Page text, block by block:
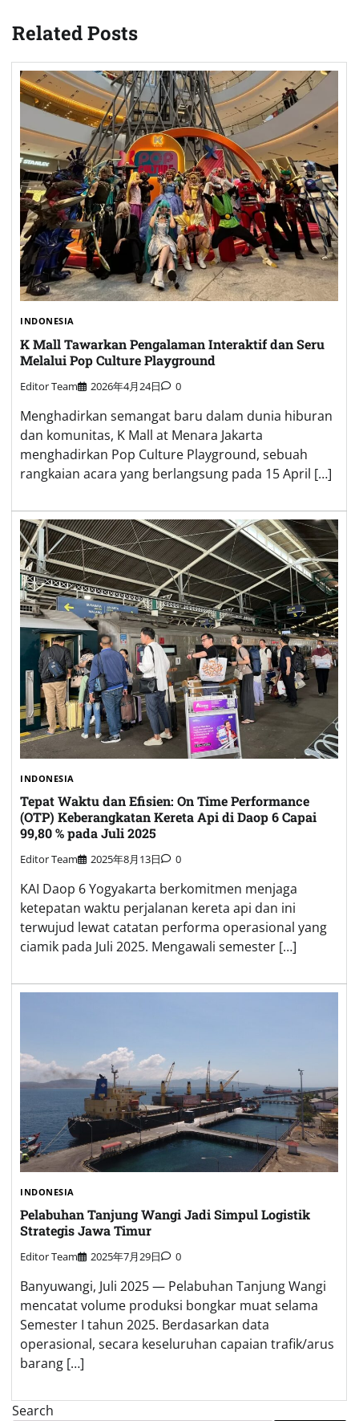
Related Posts
INDONESIA
K Mall Tawarkan Pengalaman Interaktif dan Seru
Melalui Pop Culture Playground
Editor Team 2026年4月24日 0
Menghadirkan semangat baru dalam dunia hiburan
dan komunitas, K Mall at Menara Jakarta
menghadirkan Pop Culture Playground, sebuah
rangkaian acara yang berlangsung pada 15 April […]
INDONESIA
Tepat Waktu dan Efisien: On Time Performance
(OTP) Keberangkatan Kereta Api di Daop 6 Capai
99,80 % pada Juli 2025
Editor Team 2025年8月13日 0
KAI Daop 6 Yogyakarta berkomitmen menjaga
ketepatan waktu perjalanan kereta api dan ini
terwujud lewat catatan performa operasional yang
ciamik pada Juli 2025. Mengawali semester […]
INDONESIA
Pelabuhan Tanjung Wangi Jadi Simpul Logistik
Strategis Jawa Timur
Editor Team 2025年7月29日 0
Banyuwangi, Juli 2025 — Pelabuhan Tanjung Wangi
mencatat volume produksi bongkar muat selama
Semester I tahun 2025. Berdasarkan data
operasional, secara keseluruhan capaian trafik/arus
barang […]
Search